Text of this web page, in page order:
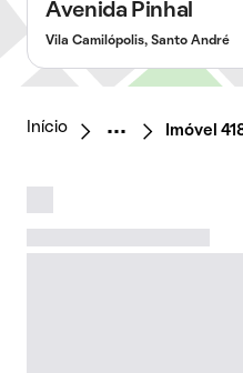
Avenida Pinhal
Vila Camilópolis, Santo André
Início Imóvel